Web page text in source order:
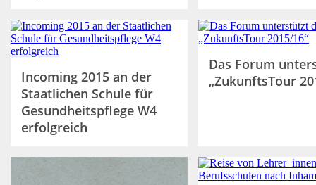
Incoming 2015 an der
Staatlichen Schule für
Gesundheitspflege W4
erfolgreich
Das Forum
„ZukunftsTour